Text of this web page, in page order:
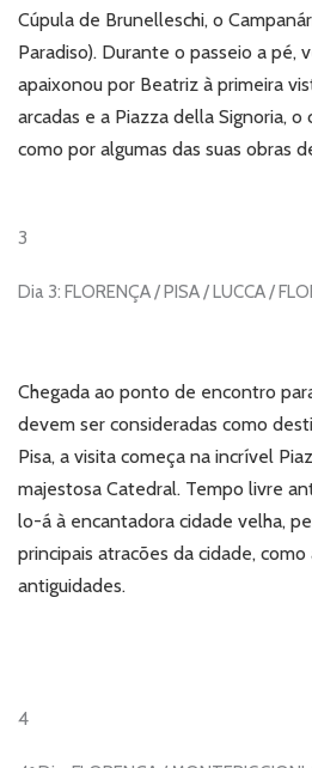
Cúpula de Brunelleschi, o
Paradiso). Durante o passeio a pé,
apaixonou por Beatriz à primeira
arcadas e a Piazza della Signoria,
como por algumas das suas obras
3
Dia 3: FLORENÇA / PISA / LUCCA /
Chegada ao ponto de encontro
devem ser consideradas como
Pisa, a visita começa na incrível
majestosa Catedral. Tempo livre
lo-á à encantadora cidade velha,
principais atracões da cidade,
antiguidades.
4